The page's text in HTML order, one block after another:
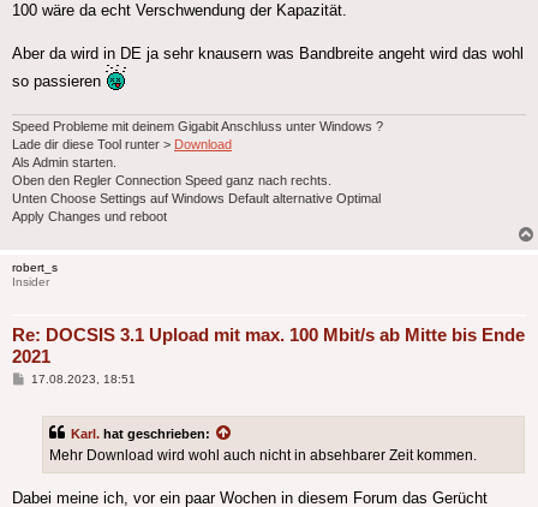
100 wäre da echt Verschwendung der Kapazität.
Aber da wird in DE ja sehr knausern was Bandbreite angeht wird das wohl
so passieren
Speed Probleme mit deinem Gigabit Anschluss unter Windows ?
Lade dir diese Tool runter > Download
Als Admin starten.
Oben den Regler Connection Speed ganz nach rechts.
Unten Choose Settings auf Windows Default alternative Optimal
Apply Changes und reboot
robert_s
Insider
Re: DOCSIS 3.1 Upload mit max. 100 Mbit/s ab Mitte bis Ende
2021
Beitrag
17.08.2023, 18:51
Karl. hat geschrieben:
Mehr Download wird wohl auch nicht in absehbarer Zeit kommen.
Dabei meine ich, vor ein paar Wochen in diesem Forum das Gerücht